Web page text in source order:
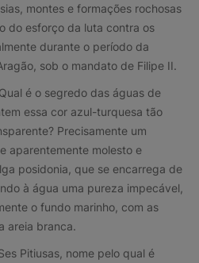
montes e formações rochosas
do esforço da luta contra os
durante o período da
sob o mandato de Filipe II.
Qual é o segredo das águas de
essa cor azul-turquesa tão
Precisamente um
aparentemente molesto e
posidonia, que se encarrega de
à água uma pureza impecável,
o fundo marinho, com as
areia branca.
Pitiusas, nome pelo qual é